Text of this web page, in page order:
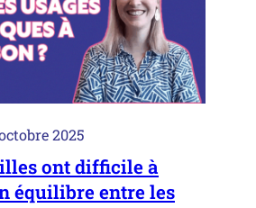
2025
ont difficile à
équilibre entre les